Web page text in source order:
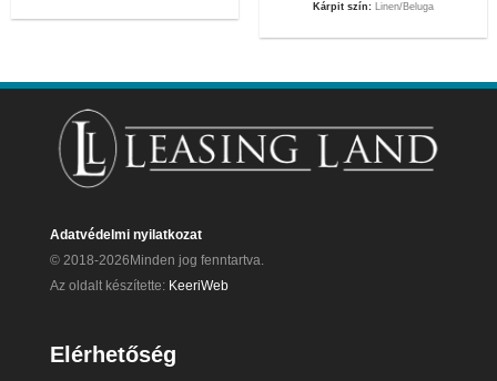
Kárpit szín:Linen/Beluga
Adatvédelmi nyilatkozat
© 2018-2026Minden jog fenntartva.
Az oldalt készítette: KeeriWeb
Elérhetőség